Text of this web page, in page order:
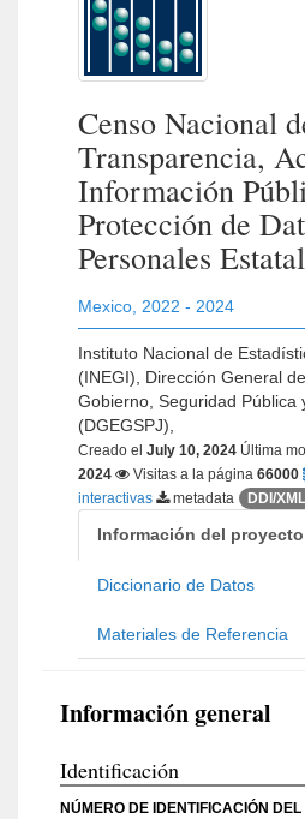
Censo Nacional
Transparencia,
Información
Protección de
Personales
Mexico 2022 - 2024
Instituto Nacional de
(INEGI), Dirección General
Gobierno, Seguridad Pública
(DGEGSPJ),
Creado el July 10, 2024 Última
2024
Visitas a la página 66000
interactivas
metadata DDI/XML
Información del
Diccionario de Datos
Materiales de Referencia
Información general
Identificación
NÚMERO DE IDENTIFICACIÓN